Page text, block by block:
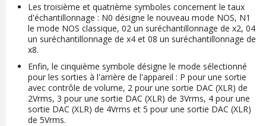
Les troisième et quatrième symboles concernent le taux
d'échantillonnage : N0 désigne le nouveau mode NOS, N1
le mode NOS classique, 02 un suréchantillonnage de x2, 04
un suréchantillonnage de x4 et 08 un suréchantillonnage de
x8.
Enfin, le cinquième symbole désigne le mode sélectionné
pour les sorties à l'arrière de l'appareil : P pour une sortie
avec contrôle de volume, 2 pour une sortie DAC (XLR) de
2Vrms, 3 pour une sortie DAC (XLR) de 3Vrms, 4 pour une
sortie DAC (XLR) de 4Vrms et 5 pour une sortie DAC (XLR)
de 5Vrms.